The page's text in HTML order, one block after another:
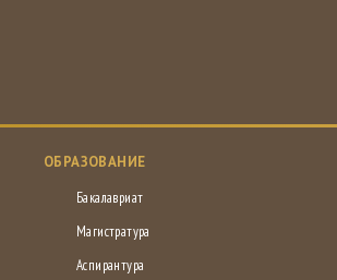
ОБРАЗОВАНИЕ
Бакалавриат
Магистратура
Аспирантура